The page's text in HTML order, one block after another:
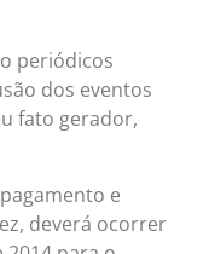
periódicos
dos eventos
fato gerador,
e
deverá ocorrer